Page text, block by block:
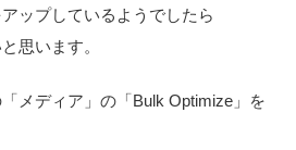
ップしているようでしたら
思います。
メディア」の「Bulk Optimize」を